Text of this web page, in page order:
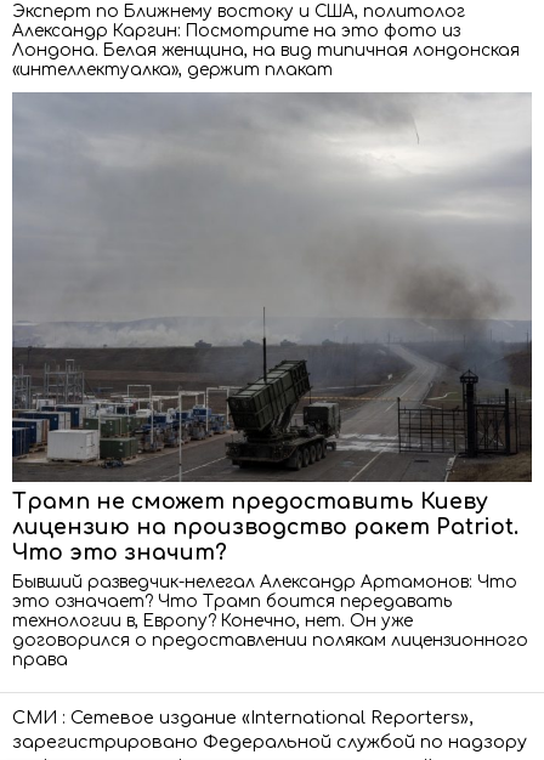
Эксперт по Ближнему востоку и США, политолог
Александр Каргин: Посмотрите на это фото из
Лондона. Белая женщина, на вид типичная лондонская
«интеллектуалка», держит плакат
Трамп не сможет предоставить Киеву
лицензию на производство ракет Patriot.
Что это значит?
Бывший разведчик-нелегал Александр Артамонов: Что
это означает? Что Трамп боится передавать
технологии в, Европу? Конечно, нет. Он уже
договорился о предоставлении полякам лицензионного
права
СМИ : Сетевое издание «International Reporters»,
зарегистрировано Федеральной службой по надзору